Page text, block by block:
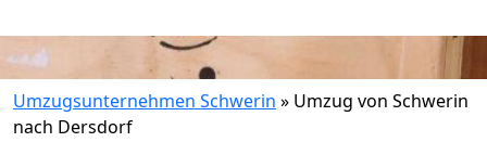
Umzugsunternehmen Schwerin » Umzug von Schwerin
nach Dersdorf